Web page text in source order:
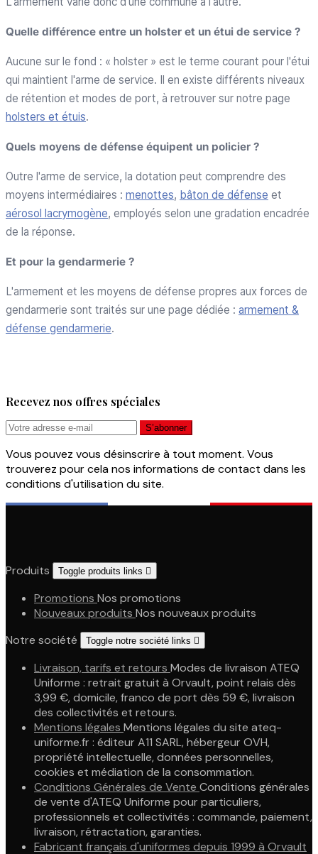
Quelle différence entre un holster et un étui de service ?
Aucune sur le fond : « holster » est le terme courant pour l'étui
qui maintient l'arme de service. Il en existe différents niveaux
de rétention et modes de port, à retrouver sur notre page
holsters et étuis.
Quels moyens de défense équipent un policier ?
Outre l'arme de service, la dotation peut comprendre des
moyens intermédiaires : menottes, bâton de défense et
aérosol lacrymogène, employés selon une gradation encadrée
de la réponse.
Et pour la gendarmerie ?
L'armement et les moyens de défense propres aux forces de
gendarmerie sont traités sur une page dédiée : armement &
défense gendarmerie.
Recevez nos offres spéciales
Vous pouvez vous désinscrire à tout moment. Vous
trouverez pour cela nos informations de contact dans les
conditions d'utilisation du site.
Produits Toggle produits links 
Promotions Nos promotions
Nouveaux produits Nos nouveaux produits
Notre société
Toggle notre société links 
Livraison, tarifs et retours Modes de livraison ATEQ
Uniforme : retrait gratuit à Orvault, point relais dès
3,99 €, domicile, franco de port dès 59 €, livraison
des collectivités et retours.
Mentions légales Mentions légales du site ateq-
uniforme.fr : éditeur A11 SARL, hébergeur OVH,
propriété intellectuelle, données personnelles,
cookies et médiation de la consommation.
Conditions Générales de Vente Conditions générales
de vente d'ATEQ Uniforme pour particuliers,
professionnels et collectivités : commande, paiement,
livraison, rétractation, garanties.
Fabricant français d'uniformes depuis 1999 à Orvault